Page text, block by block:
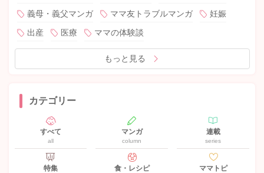
義母・義父マンガ
ママ友トラブルマンガ
妊娠
出産
医療 ママの体験談
もっと見る
カテゴリー
すべて
all
マンガ
column
連載
series
特集 食・レシピ ママトピ